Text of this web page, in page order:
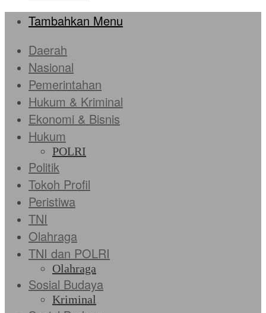
Tambahkan Menu
Daerah
Nasional
Pemerintahan
Hukum & Kriminal
Ekonomi & Bisnis
Hukum
POLRI
Politik
Tokoh Profil
Peristiwa
TNI
Olahraga
TNI dan POLRI
Olahraga
Sosial Budaya
Kriminal